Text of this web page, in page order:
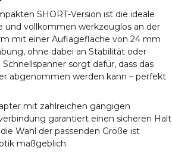
SHORT-Version ist die ideale
und vollkommen werkzeuglos an der
mit einer Auflagefläche von 24 mm
ohne dabei an Stabilität oder
sorgt dafür, dass das
abgenommen werden kann – perfekt
mit zahlreichen gängigen
garantiert einen sicheren Halt
Wahl der passenden Größe ist
maßgeblich.